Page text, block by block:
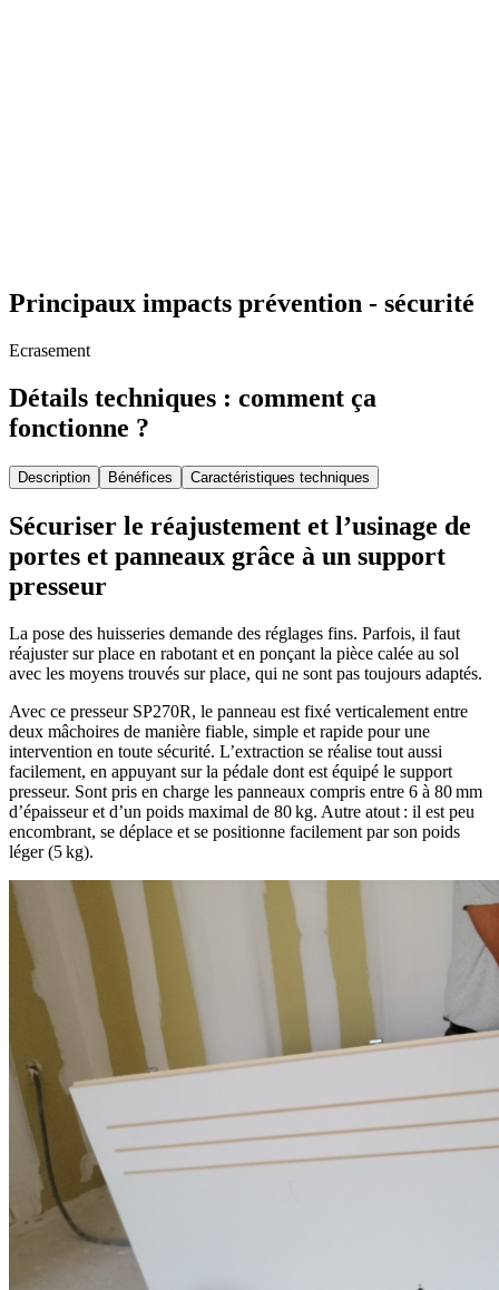
Principaux impacts prévention - sécurité
Ecrasement
Détails techniques : comment ça
fonctionne ?
Description Bénéfices Caractéristiques techniques
Sécuriser le réajustement et l’usinage de
portes et panneaux grâce à un support
presseur
La pose des huisseries demande des réglages fins. Parfois, il faut
réajuster sur place en rabotant et en ponçant la pièce calée au sol
avec les moyens trouvés sur place, qui ne sont pas toujours adaptés.
Avec ce presseur SP270R, le panneau est fixé verticalement entre
deux mâchoires de manière fiable, simple et rapide pour une
intervention en toute sécurité. L’extraction se réalise tout aussi
facilement, en appuyant sur la pédale dont est équipé le support
presseur. Sont pris en charge les panneaux compris entre 6 à 80 mm
d’épaisseur et d’un poids maximal de 80 kg. Autre atout : il est peu
encombrant, se déplace et se positionne facilement par son poids
léger (5 kg).